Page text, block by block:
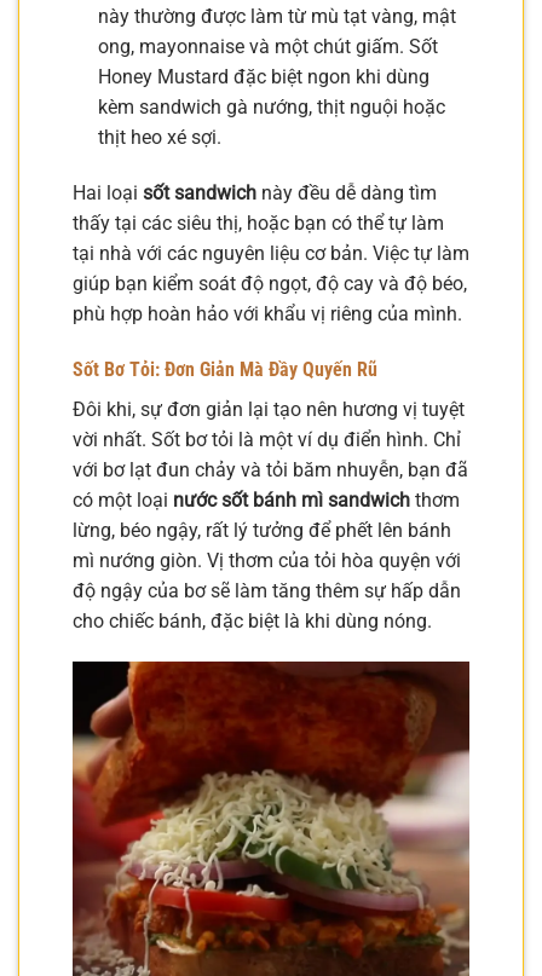
này thường được làm từ mù tạt vàng, mật
ong, mayonnaise và một chút giấm. Sốt
Honey Mustard đặc biệt ngon khi dùng
kèm sandwich gà nướng, thịt nguội hoặc
thịt heo xé sợi.
Hai loại sốt sandwich này đều dễ dàng tìm
thấy tại các siêu thị, hoặc bạn có thể tự làm
tại nhà với các nguyên liệu cơ bản. Việc tự làm
giúp bạn kiểm soát độ ngọt, độ cay và độ béo,
phù hợp hoàn hảo với khẩu vị riêng của mình.
Sốt Bơ Tỏi: Đơn Giản Mà Đầy Quyến Rũ
Đôi khi, sự đơn giản lại tạo nên hương vị tuyệt
vời nhất. Sốt bơ tỏi là một ví dụ điển hình. Chỉ
với bơ lạt đun chảy và tỏi băm nhuyễn, bạn đã
có một loại nước sốt bánh mì sandwich thơm
lừng, béo ngậy, rất lý tưởng để phết lên bánh
mì nướng giòn. Vị thơm của tỏi hòa quyện với
độ ngậy của bơ sẽ làm tăng thêm sự hấp dẫn
cho chiếc bánh, đặc biệt là khi dùng nóng.